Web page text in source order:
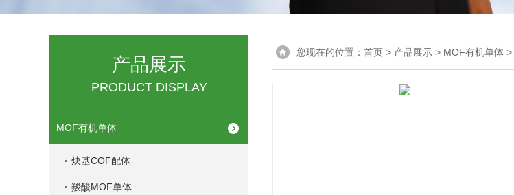
产品展示
PRODUCT DISPLAY
MOF有机单体
炔基COF配体
羧酸MOF单体
您现在的位置： 首页 > 产品展示 > MOF有机单体 >